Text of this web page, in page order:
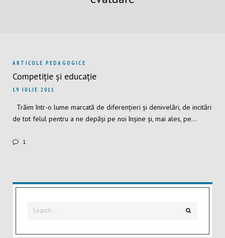
ARTICOLE PEDAGOGICE
Competiție și educație
19 IULIE 2011
Trăim într-o lume marcată de diferențieri și denivelări, de incitări
de tot felul pentru a ne depăși pe noi înșine și, mai ales, pe…
1
Search